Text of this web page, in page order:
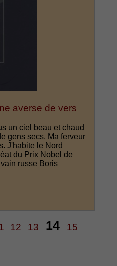
averse de vers
un ciel beau et chaud
gens secs. Ma ferveur
J'habite le Nord
du Prix Nobel de
russe Boris
12 13 14 15